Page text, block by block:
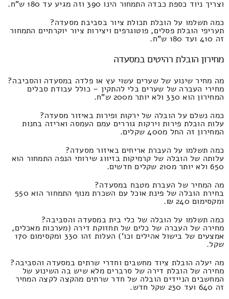
וצריך ניוד כספת כבדה התמחור הינו 390 וזה מגיע עד 180 ש"ח.
כמה תשלמו על הובלת תכולת ציור בסביבת מסעדה?
תעריפי הובלת פסלים, פוטוגרפים ויצירות ציור יוקרתיים התמחור
זה 410 ועד 180 ש"ח.
מחירון הובלת רהיטים במסעדה
מה מחיר שינוע של שערים עשוי עץ או פלדה במסעדה והסביבה?
מחירי העברה של שערים בלי להתקין – כולל עבודת סבלים
המחירון הוא 330 ולא יותר מ200 ש"ח.
כמה נשלם על הובלה של ירקות ופירות באיזור מסעדה?
עלות הובלת פירות וירקות גוררים עמם העמסה ואריזה בחנות
המחירון זה החל מ400 שקלים.
כמה תשלמו על העברת אריחים באיזור מסעדה?
עלותה של הובלה של קרמיקות בזיווג שירותי הנפה התמחור הוא
650 ולא יותר מ210 שקלים חדשים.
מה המחיר של העברת מטבח במסעדה?
בחירת הובלה של פינת אוכל עם השכרת מנוף התמחור הוא 550
ומקסימום 240 ₪.
כמה תשלמו על הובלה של כלי בית במסעדה והסביבה?
מחירה של העברה של כלים של תחזוקת דירה (מערכות מאכלים,
אמצעים של בישול אהילים וכו') העלות זהו 330 ומקסימום 170
שקל.
מה יעלה הובלת ציוד מחשבים וחדרי שרתים במסעדה והסביבה?
מחירה של הובלת דירה של סרברים מלא שיש בה השינוע של
המחשבים הניידים הובלה של חדר שרתים מהקצה לקצה המחיר
זה 640 ועד 230 שקל חדש.